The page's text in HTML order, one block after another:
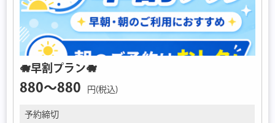
🐗早割プラン🐗
880〜880 円(税込)
予約締切